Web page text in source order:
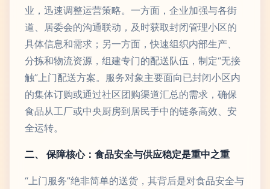
业，迅速调整运营策略。一方面，企业加强与各街
道、居委会的沟通联动，及时获取封闭管理小区的
具体信息和需求；另一方面，快速组织内部生产、
分拣和物流资源，组建专门的配送队伍，制定“无接
触”上门配送方案。服务对象主要面向已封闭小区内
的集体订购或通过社区团购渠道汇总的需求，确保
食品从工厂或中央厨房到居民手中的链条高效、安
全运转。
二、 保障核心：食品安全与供应稳定是重中之重
“上门服务”绝非简单的送货，其背后是对食品安全与